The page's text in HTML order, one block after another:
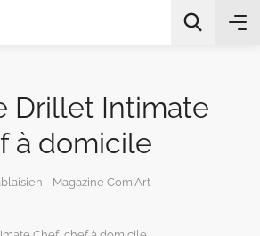
Drillet Intimate
à domicile
- Magazine Com'Art